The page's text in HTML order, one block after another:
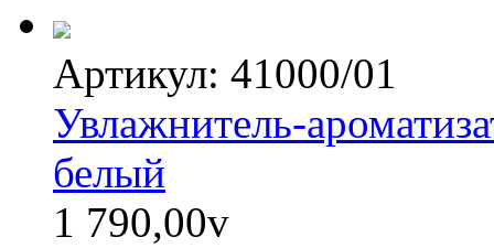
Артикул: 41000/01
Увлажнитель-
белый
1 790,00v